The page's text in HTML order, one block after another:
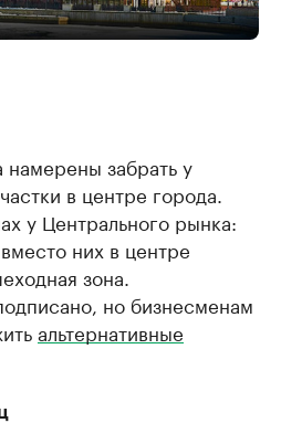
намерены забрать у
в центре города.
у Центрального рынка:
них в центре
зона.
но бизнесменам
альтернативные